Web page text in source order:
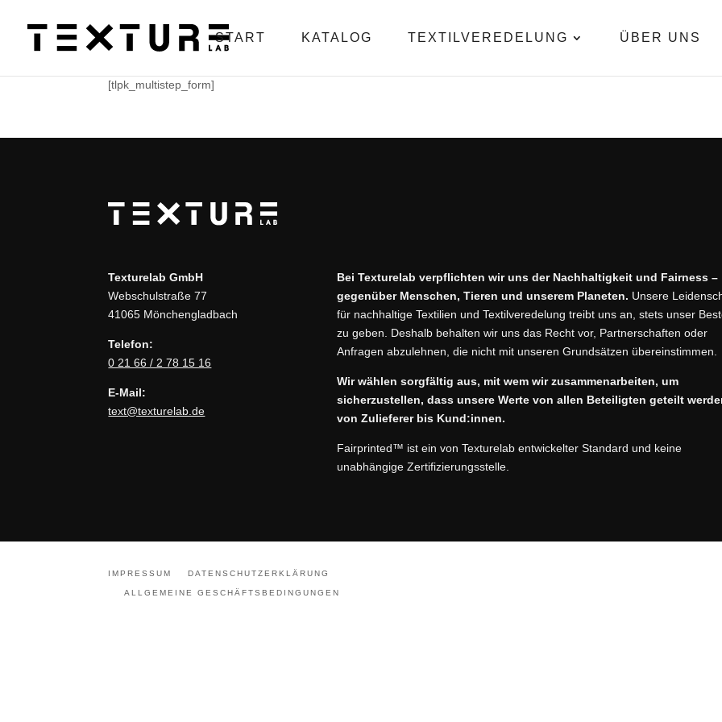
START KATALOG TEXTILVEREDELUNG ÜBER UNS
[tlpk_multistep_form]
Texturelab GmbH
Webschulstraße 77
41065 Mönchengladbach
Telefon:
0 21 66 / 2 78 15 16
E-Mail:
text@texturelab.de
Bei Texturelab verpflichten wir uns der Nachhaltigkeit und Fairness –
gegenüber Menschen, Tieren und unserem Planeten. Unsere
für nachhaltige Textilien und Textilveredelung treibt uns an, stets unser
zu geben. Deshalb behalten wir uns das Recht vor, Partnerschaften oder
Anfragen abzulehnen, die nicht mit unseren Grundsätzen übereinstimmen.
Wir wählen sorgfältig aus, mit wem wir zusammenarbeiten, um
sicherzustellen, dass unsere Werte von allen Beteiligten geteilt
von Zulieferer bis Kund:innen.
Fairprinted™ ist ein von Texturelab entwickelter Standard und keine
unabhängige Zertifizierungsstelle.
IMPRESSUM DATENSCHUTZERKLÄRUNG
ALLGEMEINE GESCHÄFTSBEDINGUNGEN